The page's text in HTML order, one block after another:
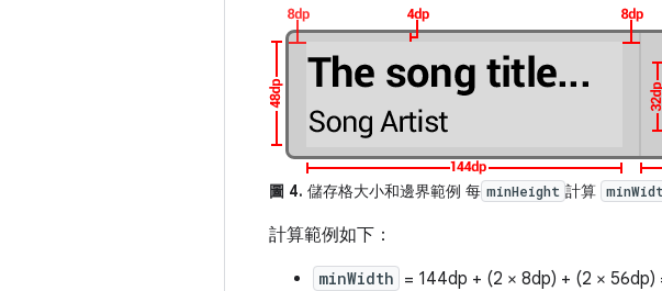
圖 4. 儲存格大小和邊界範例 每 minHeight 計算
計算範例如下：
minWidth = 144dp + (2 × 8dp) + (2 × 56dp)